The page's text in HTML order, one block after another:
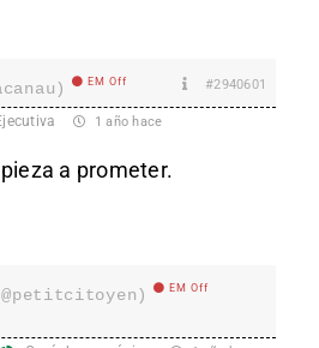
EM Off #2940601
1 año hace
a prometer.
EM Off